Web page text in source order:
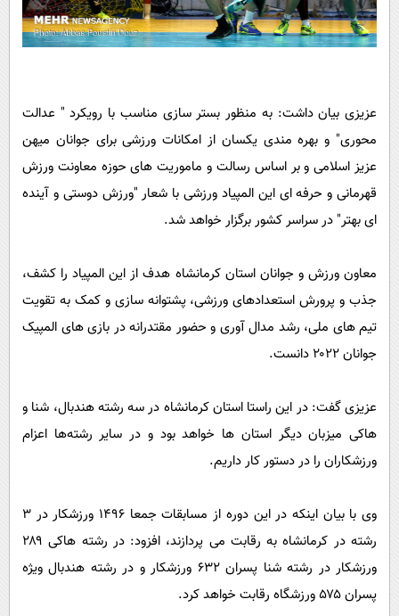
عزیزی بیان داشت: به منظور بستر سازی مناسب با رویکرد " عدالت
محوری" و بهره مندی یکسان از امکانات ورزشی برای جوانان میهن
عزیز اسلامی و بر اساس رسالت و ماموریت های حوزه معاونت ورزش
قهرمانی و حرفه ای این المپیاد ورزشی با شعار "ورزش دوستی و آینده
ای بهتر" در سراسر کشور برگزار خواهد شد.
معاون ورزش و جوانان استان کرمانشاه هدف از این المپیاد را کشف،
جذب و پرورش استعدادهای ورزشی، پشتوانه سازی و کمک به تقویت
تیم های ملی، رشد مدال آوری و حضور مقتدرانه در بازی های المپیک
جوانان ۲۰۲۲ دانست.
عزیزی گفت: در این راستا استان کرمانشاه در سه رشته هندبال، شنا و
هاکی میزبان دیگر استان ها خواهد بود و در سایر رشته‌ها اعزام
ورزشکاران را در دستور کار داریم.
وی با بیان اینکه در این دوره از مسابقات جمعا ۱۴۹۶ ورزشکار در ۳
رشته در کرمانشاه به رقابت می پردازند، افزود: در رشته هاکی ۲۸۹
ورزشکار در رشته شنا پسران ۶۳۲ ورزشکار و در رشته هندبال ویژه
پسران ۵۷۵ ورزشگاه رقابت خواهد کرد.